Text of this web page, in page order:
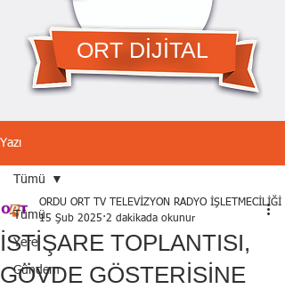
ORT DİJİTAL
Yazı
Tümü
Yerel
Gündem
Tümü
İSTİŞARE TOPLANTISI,
GÖVDE GÖSTERİSİNE
ORDU ORT TV TELEVİZYON RADYO İŞLETMECİLİĞİ
15 Şub 2025 2 dakikada okunur